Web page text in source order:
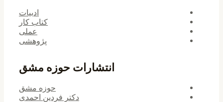
ادبیات
کتاب کار
عملی
پژوهشی
انتشارات حوزه مشق
حوزه مشق
دکتر فردین احمدی